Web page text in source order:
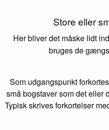
Store eller
Her bliver det måske lidt
bruges de
Som udgangspunkt
små bogstaver som det eller
Typisk skrives forkortelser